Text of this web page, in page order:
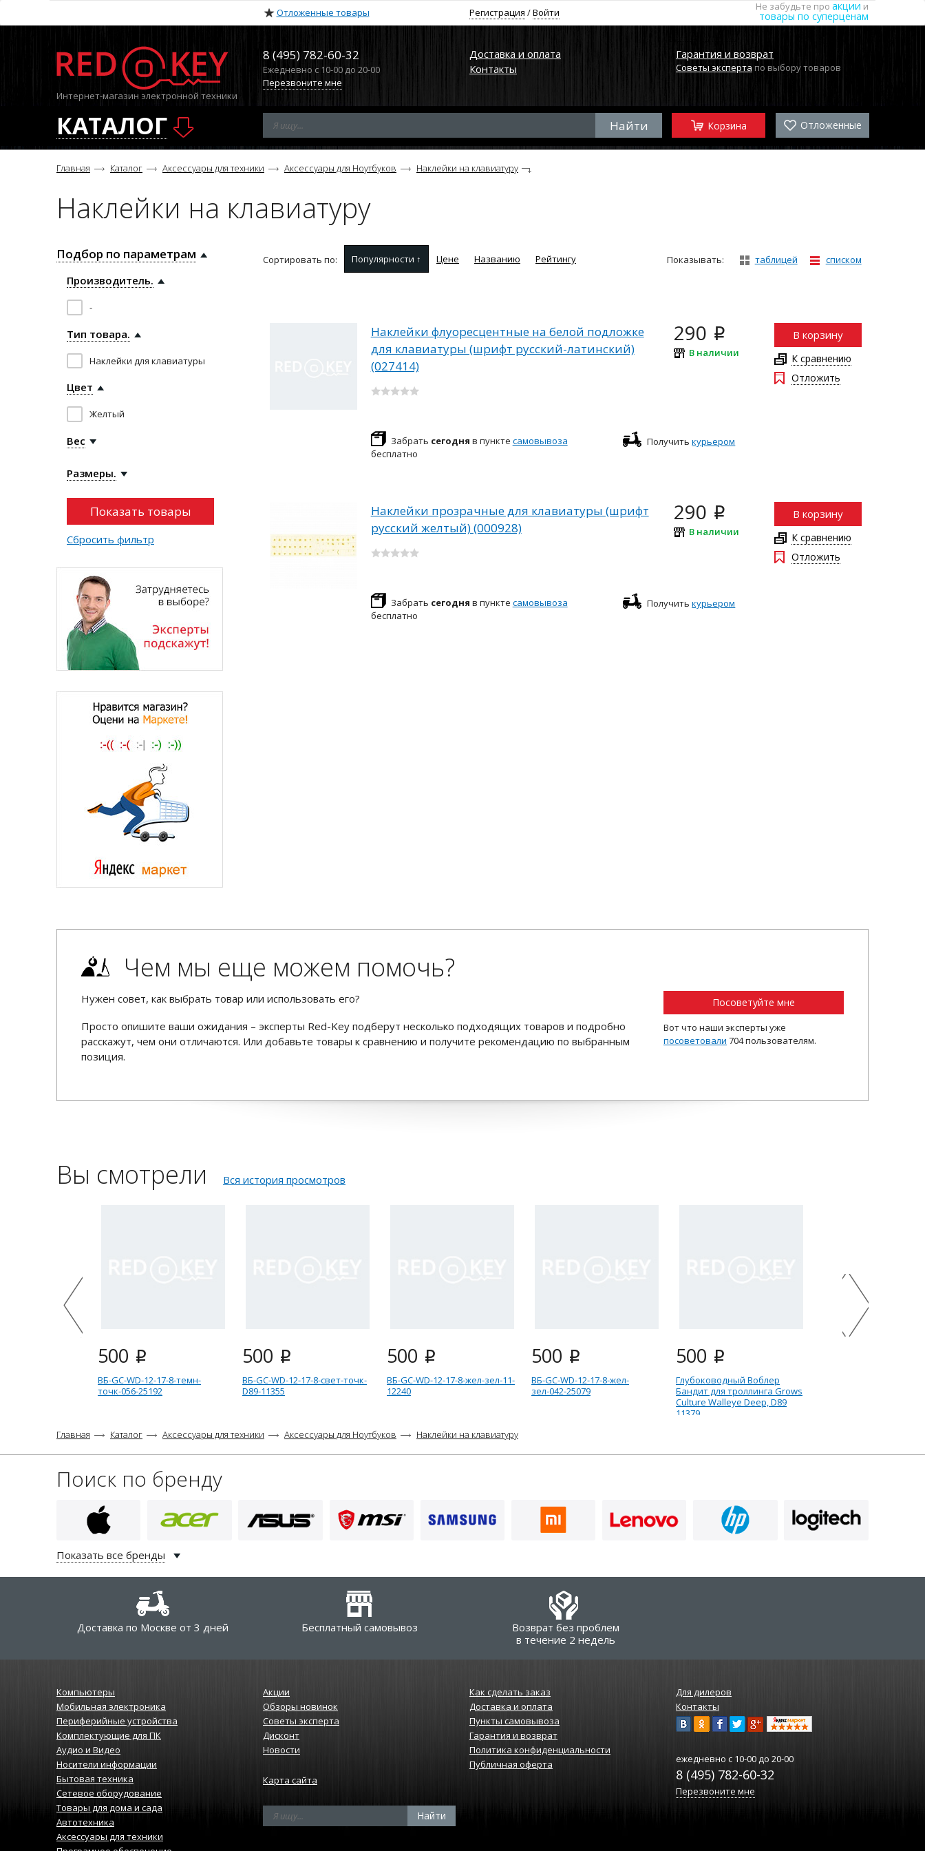
Отложенные товары Регистрация /Войти Не забудьте про акции и
товары по суперценам
Интернет-магазин электронной техники
8 (495) 782-60-32
Ежедневно с 10-00 до 20-00
Перезвоните мне
Доставка и оплата
Контакты
Гарантия и возврат
Советы эксперта по выбору товаров
КАТАЛОГ Корзина Отложенные
Главная Каталог Аксессуары для техники Аксессуары для Ноутбуков Наклейки на клавиатуру
Наклейки на клавиатуру
Подбор по параметрам
Производитель.
-
Тип товара.
Наклейки для клавиатуры
Цвет
Желтый
Вес
Размеры.
Сбросить фильтр
Сортировать по: Популярности ↑ Цене Названию Рейтингу Показывать: таблицей списком
Наклейки флуоресцентные на белой подложке
для клавиатуры (шрифт русский-латинский)
(027414)
290 i
В наличии
В корзину
К сравнению
Отложить
Забрать сегодня в пункте самовывоза
бесплатно
Получитькурьером
Наклейки прозрачные для клавиатуры (шрифт
русский желтый) (000928)
290 i
В наличии
В корзину
К сравнению
Отложить
Забрать сегодня в пункте самовывоза
бесплатно
Получитькурьером
Чем мы еще можем помочь?
Нужен совет, как выбрать товар или использовать его?
Просто опишите ваши ожидания – эксперты Red-Key подберут несколько подходящих товаров и подробно
расскажут, чем они отличаются. Или добавьте товары к сравнению и получите рекомендацию по выбранным
позиция.
Посоветуйте мне
Вот что наши эксперты уже
посоветовали 704 пользователям.
Вы смотрели Вся история просмотров
500 i
ВБ-GC-WD-12-17-8-темн-
точк-056-25192
500 i
ВБ-GC-WD-12-17-8-свет-точк-
D89-11355
500 i
ВБ-GC-WD-12-17-8-жел-зел-11-
12240
500 i
ВБ-GC-WD-12-17-8-жел-
зел-042-25079
500 i
Глубоководный Воблер
Бандит для троллинга Grows
Culture Walleye Deep, D89
11379
Главная Каталог Аксессуары для техники Аксессуары для Ноутбуков Наклейки на клавиатуру
Поиск по бренду
Показать все бренды
Доставка по Москве от 3 дней Бесплатный самовывоз
Возврат без проблем
в течение 2 недель
Компьютеры
Мобильная электроника
Периферийные устройства
Комплектующие для ПК
Аудио и Видео
Носители информации
Бытовая техника
Сетевое оборудование
Товары для дома и сада
Автотехника
Аксессуары для техники
Акции
Обзоры новинок
Советы эксперта
Дисконт
Новости
Карта сайта
Как сделать заказ
Доставка и оплата
Пункты самовывоза
Гарантия и возврат
Политика конфиденциальности
Публичная оферта
Для дилеров
Контакты
ежедневно с 10-00 до 20-00
8 (495) 782-60-32
Перезвоните мне